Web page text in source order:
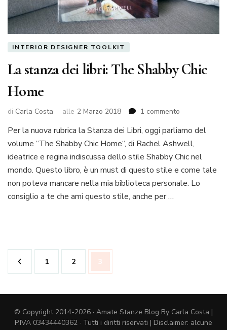
INTERIOR DESIGNER TOOLKIT
La stanza dei libri: The Shabby Chic
Home
di Carla Costa alle 2 Marzo 2018 1 commento
stanza
dei
libri:
Shabby
Chic
Per la nuova rubrica la Stanza dei Libri, oggi parliamo del
volume “The Shabby Chic Home“, di Rachel Ashwell,
ideatrice e regina indiscussa dello stile Shabby Chic nel
mondo. Questo libro, è un must di questo stile e come tale
non poteva mancare nella mia biblioteca personale. Lo
consiglio a te che ami questo stile, anche per …
Paginazione
degli
Pagina
1 Pagina
2 Pagina
3
© Copyright 2014-2026 · Amate Stanze Blog By Carla Costa |
P.IVA 03434440362 · Tutti i diritti riservati | Disclaimer: alcune